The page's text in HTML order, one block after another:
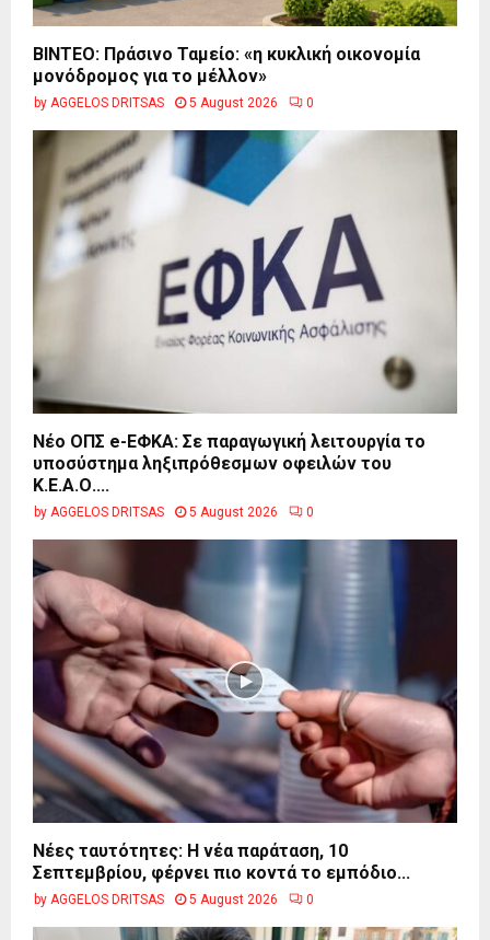
BINTEO: Πράσινο Ταμείο: «η κυκλική οικονομία
μονόδρομος για το μέλλον»
by AGGELOS DRITSAS 5 August 2026 0
Νέο ΟΠΣ e-ΕΦΚΑ: Σε παραγωγική λειτουργία το
υποσύστημα ληξιπρόθεσμων οφειλών του
Κ.Ε.Α.Ο....
by AGGELOS DRITSAS 5 August 2026 0
Νέες ταυτότητες: Η νέα παράταση, 10
Σεπτεμβρίου, φέρνει πιο κοντά το εμπόδιο...
by AGGELOS DRITSAS 5 August 2026 0